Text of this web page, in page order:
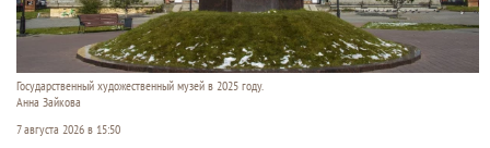
Государственный художественный музей в 2025 году.
Анна Зайкова
7 августа 2026 в 15:50